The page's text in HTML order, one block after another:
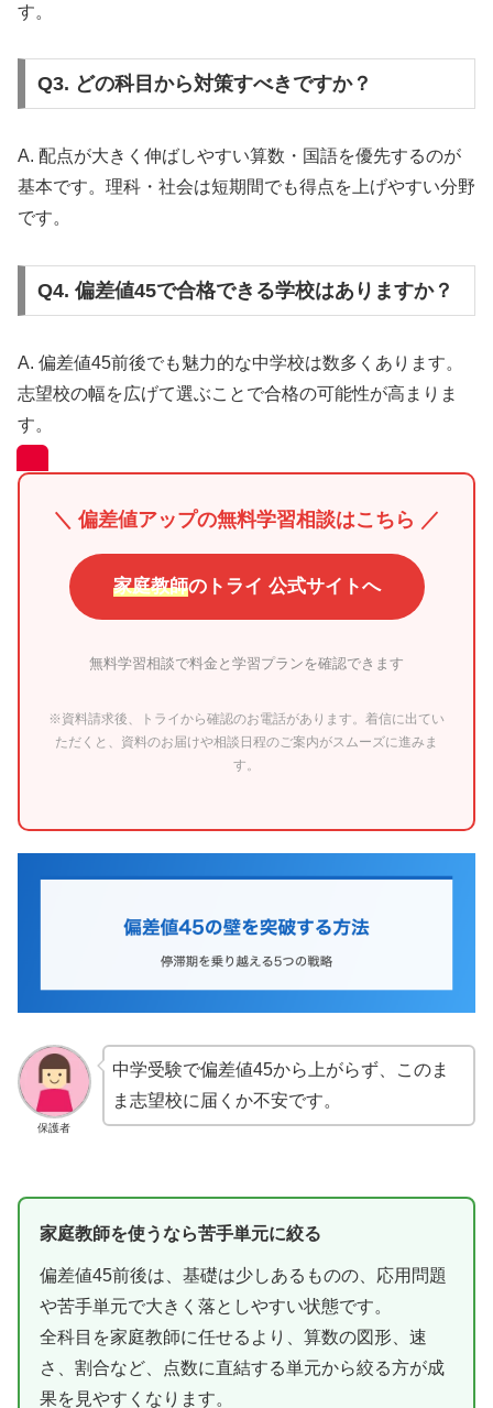
す。
Q3. どの科目から対策すべきですか？
A. 配点が大きく伸ばしやすい算数・国語を優先するのが
基本です。理科・社会は短期間でも得点を上げやすい分野
です。
Q4. 偏差値45で合格できる学校はありますか？
A. 偏差値45前後でも魅力的な中学校は数多くあります。
志望校の幅を広げて選ぶことで合格の可能性が高まりま
す。
＼ 偏差値アップの無料学習相談はこちら ／
家庭教師のトライ 公式サイトへ
無料学習相談で料金と学習プランを確認できます
※資料請求後、トライから確認のお電話があります。着信に出てい
ただくと、資料のお届けや相談日程のご案内がスムーズに進みま
す。
保護者
中学受験で偏差値45から上がらず、このま
ま志望校に届くか不安です。
家庭教師を使うなら苦手単元に絞る
偏差値45前後は、基礎は少しあるものの、応用問題
や苦手単元で大きく落としやすい状態です。
全科目を家庭教師に任せるより、算数の図形、速
さ、割合など、点数に直結する単元から絞る方が成
果を見やすくなります。